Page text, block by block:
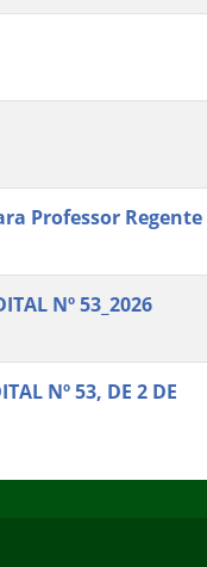
Professor Regente
Nº 53_2026
Nº 53, DE 2 DE